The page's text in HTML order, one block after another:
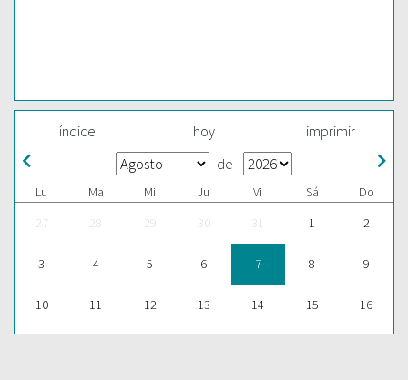
índice hoy imprimir
de
Lu Ma Mi Ju Vi Sá
Do
27
28 29 30 31 1 2
3 4 5 6 7 8 9
10 11 12 13 14 15 16